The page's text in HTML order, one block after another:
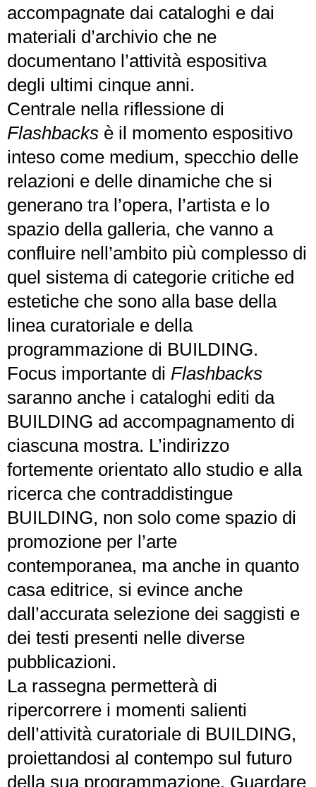
accompagnate dai cataloghi e dai
materiali d’archivio che ne
documentano l’attività espositiva
degli ultimi cinque anni.
Centrale nella riflessione di
Flashbacks è il momento espositivo
inteso come medium, specchio delle
relazioni e delle dinamiche che si
generano tra l’opera, l’artista e lo
spazio della galleria, che vanno a
confluire nell’ambito più complesso di
quel sistema di categorie critiche ed
estetiche che sono alla base della
linea curatoriale e della
programmazione di BUILDING.
Focus importante di Flashbacks
saranno anche i cataloghi editi da
BUILDING ad accompagnamento di
ciascuna mostra. L’indirizzo
fortemente orientato allo studio e alla
ricerca che contraddistingue
BUILDING, non solo come spazio di
promozione per l’arte
contemporanea, ma anche in quanto
casa editrice, si evince anche
dall’accurata selezione dei saggisti e
dei testi presenti nelle diverse
pubblicazioni.
La rassegna permetterà di
ripercorrere i momenti salienti
dell’attività curatoriale di BUILDING,
proiettandosi al contempo sul futuro
della sua programmazione. Guardare